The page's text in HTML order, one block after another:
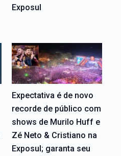
Exposul
Expectativa é de novo
recorde de público com
shows de Murilo Huff e
Zé Neto & Cristiano na
Exposul; garanta seu